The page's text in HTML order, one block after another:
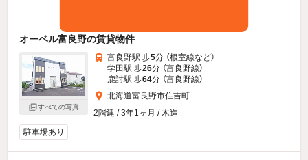
オーベル富良野の賃貸物件
すべての写真
富良野駅 歩5分 （根室線など）
学田駅 歩26分 （富良野線）
鹿討駅 歩64分 （富良野線）
北海道富良野市住吉町
2階建 / 3年1ヶ月 / 木造
駐車場あり